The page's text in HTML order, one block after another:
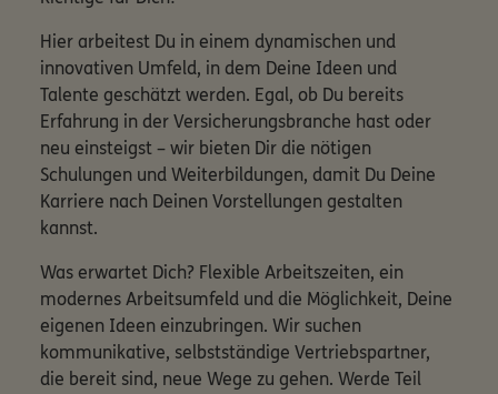
Hier arbeitest Du in einem dynamischen und
innovativen Umfeld, in dem Deine Ideen und
Talente geschätzt werden. Egal, ob Du bereits
Erfahrung in der Versicherungsbranche hast oder
neu einsteigst – wir bieten Dir die nötigen
Schulungen und Weiterbildungen, damit Du Deine
Karriere nach Deinen Vorstellungen gestalten
kannst.
Was erwartet Dich? Flexible Arbeitszeiten, ein
modernes Arbeitsumfeld und die Möglichkeit, Deine
eigenen Ideen einzubringen. Wir suchen
kommunikative, selbstständige Vertriebspartner,
die bereit sind, neue Wege zu gehen. Werde Teil